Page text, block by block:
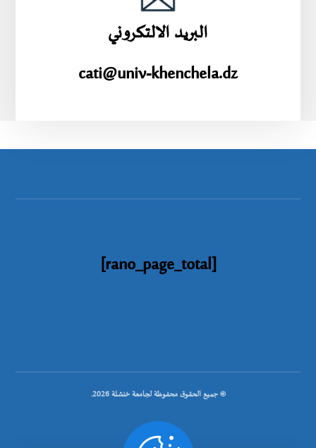
البريد الالتكروني
cati@univ-khenchela.dz
[rano_page_total]
© جميع الحقوق محفوظة لجامعة خنشلة 2026.
.